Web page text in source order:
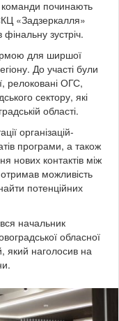
команди починають
«Задзеркалля»
зустріч.
для ширшої
До участі були
релоковані ОГС,
сектору, які
області.
організацій-
програми, а також
нових контактів між
можливість
потенційних
начальник
обласної
який наголосив на